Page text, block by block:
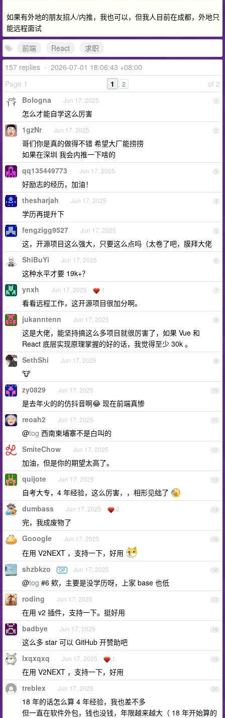
如果有外地的朋友招人/内推，我也可以，但我人目前在成都，外地只
能远程面试
前端
React
求职
157 replies • 2026-07-01 18:06:43 +08:00
Page 1
of 2
1 2
1
Bologna Jun 17, 2025
怎么才能自学这么厉害
2
1gzNr Jun 17, 2025
哥们你是真的做得不错 希望大厂能捞捞
如果在深圳 我会内推一下啥的
3
qq135449773 Jun 17, 2025
好励志的经历，加油！
4
thesharjah Jun 17, 2025
学历再提升下
5
fengzigg9527 Jun 17, 2025
这，开源项目这么强大，只要这么点吗（太卷了吧，膜拜大佬
6
ShiBuYi Jun 17, 2025
这种水平才要 19k+？
7
ynxh Jun 17, 2025 1
看看远程工作，这开源项目很加分啊。
8
jukanntenn Jun 17, 2025
这是大佬，能坚持搞这么多项目就很厉害了，如果 Vue 和
React 底层实现原理掌握的好的话，我觉得至少 30k 。
9
SethShi Jun 17, 2025
🐮
10
zy0829 Jun 17, 2025
是去年火的的仿抖音啊😂 现在前端真惨
11
reoah2 Jun 17, 2025
@tog 西南柬埔寨不是白叫的
12
SmiteChow Jun 17, 2025
加油，但是你的期望太高了。
13
quijote Jun 17, 2025
自考大专，4 年经验，这么厉害，，相形见绌了
14
dumbass Jun 17, 2025 2
完，我成废物了
15
GooogIe Jun 17, 2025
在用 V2NEXT ，支持一下，好用
16
shzbkzo OP Jun 17, 2025
@tog #6 欸，主要是没学历呀，上家 base 也低
17
roding Jun 17, 2025
在用 v2 插件，支持一下。挺好用
18
badbye Jun 17, 2025
这么多 star 可以 GitHub 开赞助吧
19
lxqxqxq Jun 17, 2025 1
在用 V2NEXT ，支持一下，好用
20
treblex Jun 17, 2025
18 年的话怎么算 4 年经验，我也差不多
但一直在软件外包，钱也没钱，年限越来越大（ 18 年开始算的